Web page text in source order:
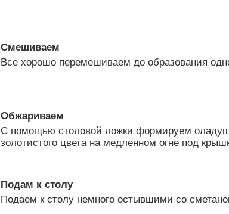
Смешиваем
Все хорошо перемешиваем до образования
Обжариваем
С помощью столовой ложки формируем
золотистого цвета на медленном огне под
Подам к столу
Подаем к столу немного остывшими со